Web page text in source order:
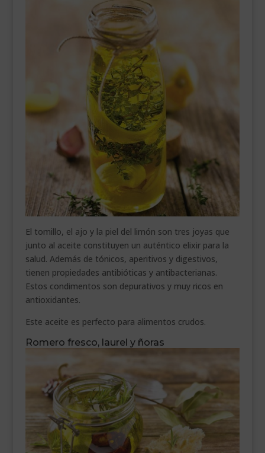
El tomillo, el ajo y la piel del limón son tres joyas que
junto al aceite constituyen un auténtico elixir para la
salud. Además de tónicos, aperitivos y digestivos,
tienen propiedades antibióticas y antibacterianas.
Estos condimentos son depurativos y muy ricos en
antioxidantes.
Este aceite es perfecto para alimentos crudos.
Romero fresco, laurel y ñoras